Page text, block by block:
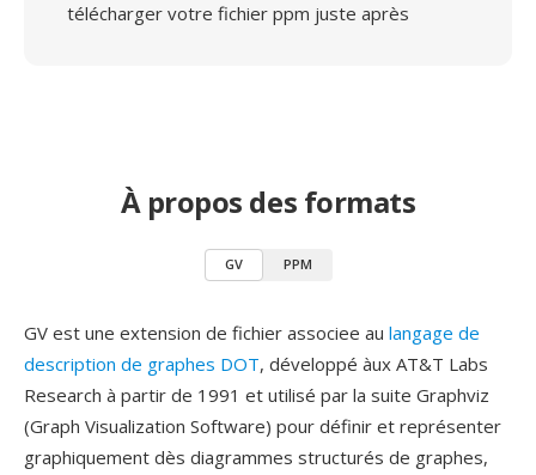
télécharger votre fichier ppm juste après
À propos des formats
GV PPM
GV est une extension de fichier associee au langage de
description de graphes DOT, développé àux AT&T Labs
Research à partir de 1991 et utilisé par la suite Graphviz
(Graph Visualization Software) pour définir et représenter
graphiquement dès diagrammes structurés de graphes,